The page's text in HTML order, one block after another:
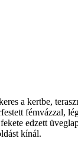
a kertbe,
fémvázzal,
edzett
kínál.